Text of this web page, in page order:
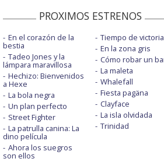
PROXIMOS ESTRENOS
En el corazón de la
bestia
Tadeo Jones y la
lámpara maravillosa
Hechizo: Bienvenidos
a Hexe
La bola negra
Un plan perfecto
Street Fighter
La patrulla canina: La
dino película
Ahora los suegros
son ellos
Tiempo de victoria
En la zona gris
Cómo robar un
La maleta
Whalefall
Fiesta pagäna
Clayface
La isla olvidada
Trinidad